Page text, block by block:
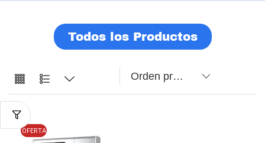
Todos los Productos
OFERTA